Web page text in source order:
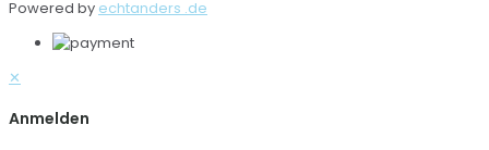
Powered by echtanders .de
✕
Anmelden